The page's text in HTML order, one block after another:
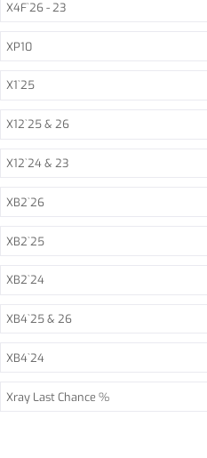
X4F`26 - 23
XP10
X1`25
X12`25 & 26
X12`24 & 23
XB2`26
XB2`25
XB2`24
XB4`25 & 26
XB4`24
Xray Last Chance %